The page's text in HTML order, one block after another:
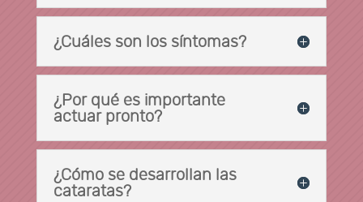
¿Cuáles son los síntomas?
¿Por qué es importante
actuar pronto?
¿Cómo se desarrollan las
cataratas?